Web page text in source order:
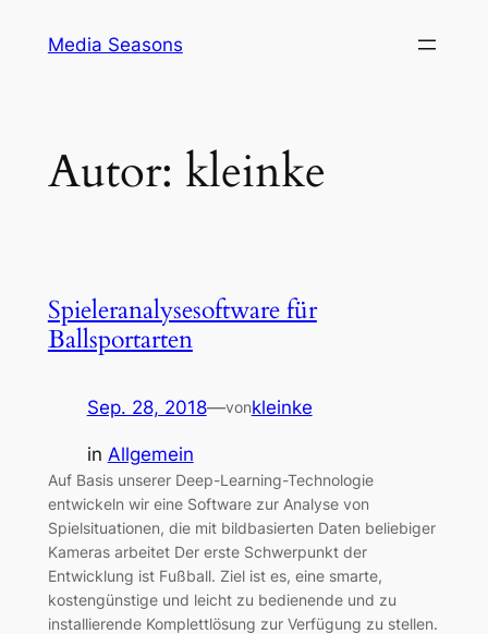
InhaltMedia Seasons
Autor: kleinke
Spieleranalysesoftware für
Ballsportarten
Sep. 28, 2018—vonkleinke
in Allgemein
Auf Basis unserer Deep-Learning-Technologie
entwickeln wir eine Software zur Analyse von
Spielsituationen, die mit bildbasierten Daten beliebiger
Kameras arbeitet Der erste Schwerpunkt der
Entwicklung ist Fußball. Ziel ist es, eine smarte,
kostengünstige und leicht zu bedienende und zu
installierende Komplettlösung zur Verfügung zu stellen.